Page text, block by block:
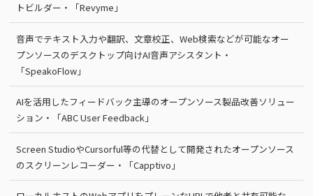
トビルダー・「Revyme」
音声でテキスト入力や翻訳、文章校正、Web検索などが可能なオー
プンソースのデスクトップ向けAI音声アシスタント・
「SpeakoFlow」
AIを活用したフィードバック主導のオープンソース製品改善ソリュー
ション・「ABC User Feedback」
Screen StudioやCursorful等の代替として開発されたオープンソース
のスクリーンレコーダー・「Capptivo」